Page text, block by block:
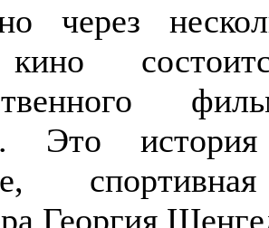
через
Это
Георгия